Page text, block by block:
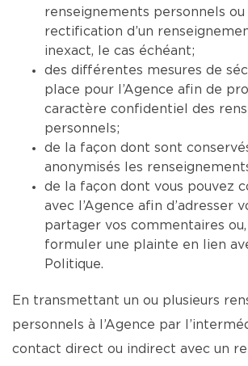
renseignements personnels
rectification d’un
inexact, le cas échéant;
des différentes mesures de
place pour l’Agence afin de
caractère confidentiel des
personnels;
de la façon dont sont
anonymisés les
de la façon dont vous pouvez
avec l’Agence afin d’adresser
partager vos commentaires
formuler une plainte en lien
Politique.
En transmettant un ou plusieurs
personnels à l’Agence par
contact direct ou indirect avec un